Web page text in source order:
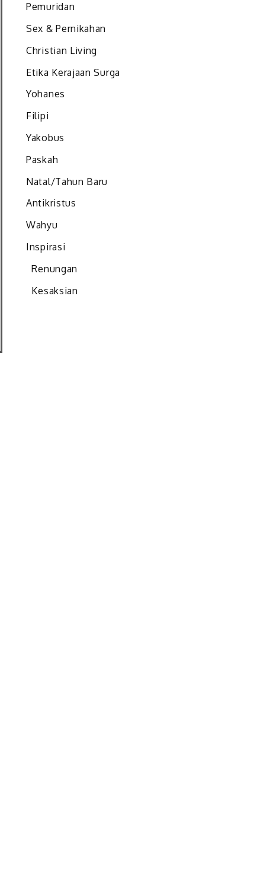
Pemuridan
Sex & Pernikahan
Christian Living
Etika Kerajaan Surga
Yohanes
Filipi
Yakobus
Paskah
Natal/Tahun Baru
Antikristus
Wahyu
Inspirasi
Renungan
Kesaksian